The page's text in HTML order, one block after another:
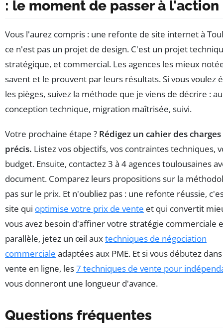
: le moment de passer à l'action
Vous l'aurez compris : une refonte de site internet à
ce n'est pas un projet de design. C'est un projet
stratégique, et commercial. Les agences les mieux
savent et le prouvent par leurs résultats. Si vous voulez
les pièges, suivez la méthode que je viens de décrire :
conception technique, migration maîtrisée, suivi.
Votre prochaine étape ? Rédigez un cahier des charges
précis. Listez vos objectifs, vos contraintes techniques,
budget. Ensuite, contactez 3 à 4 agences toulousaines
document. Comparez leurs propositions sur la
pas sur le prix. Et n'oubliez pas : une refonte réussie,
site qui optimise votre prix de vente et qui convertit
vous avez besoin d'affiner votre stratégie commerciale
parallèle, jetez un œil auxtechniques de négociation
commerciale adaptées aux PME. Et si vous débutez
vente en ligne, les7 techniques de vente pour
vous donneront une longueur d'avance.
Questions fréquentes